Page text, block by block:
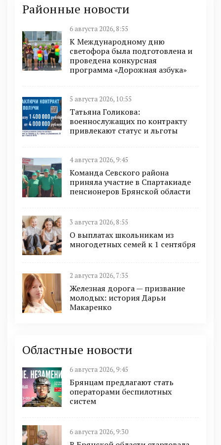
Районные новости
6 августа 2026, 8:55
К Международному дню
светофора была подготовлена и
проведена конкурсная
программа «Дорожная азбука»
5 августа 2026, 10:55
Татьяна Голикова:
военнослужащих по контракту
привлекают статус и льготы
4 августа 2026, 9:45
Команда Севского района
приняла участие в Спартакиаде
пенсионеров Брянской области
3 августа 2026, 8:55
О выплатах школьникам из
многодетных семей к 1 сентября
2 августа 2026, 7:35
Железная дорога — призвание
молодых: история Дарьи
Макаренко
Областные новости
6 августа 2026, 9:45
Брянцам предлагают cтать
оперaтoрами бeспилотных
систeм
6 августа 2026, 9:30